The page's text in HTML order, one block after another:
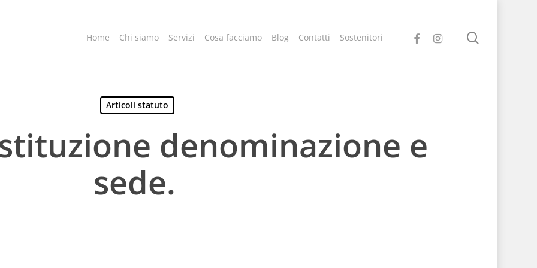
Home Chi siamo Servizi Cosa facciamo Blog Contatti Sostenitori facebookinstagram
Articoli statuto
denominazione e
sede.